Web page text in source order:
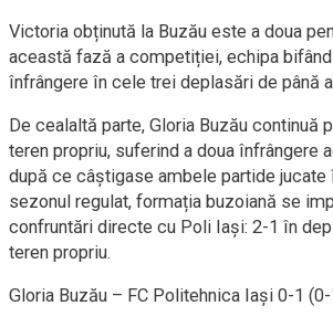
Victoria obținută la Buzău este a doua
această fază a competiției, echipa
înfrângere în cele trei deplasări de până
De cealaltă parte, Gloria Buzău continuă
teren propriu, suferind a doua înfrângere
după ce câștigase ambele partide jucate
sezonul regulat, formația buzoiană se
confruntări directe cu Poli Iași: 2-1 în
teren propriu.
Gloria Buzău – FC Politehnica Iași 0-1